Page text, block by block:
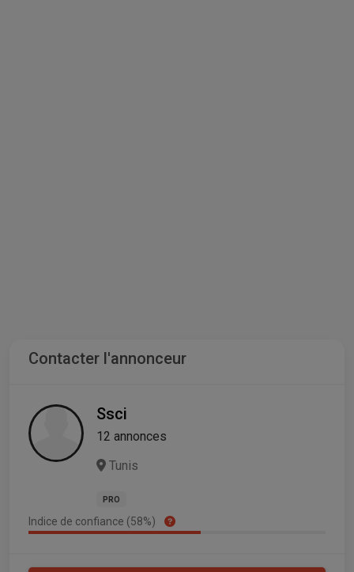
Contacter l'annonceur
Ssci
12 annonces
Tunis
PRO
Indice de confiance (58%)